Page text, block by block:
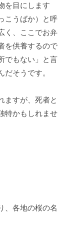
を目にします
こうばか）と呼
く、ここでお弁
を供養するので
でもない」と言
そうです。
ますが、死者と
特かもしれませ
、各地の桜の名